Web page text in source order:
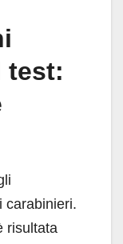
test:
carabinieri.
risultata